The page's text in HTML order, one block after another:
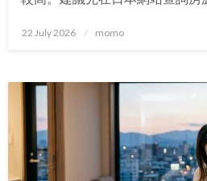
Posted
22 July 2026 momo